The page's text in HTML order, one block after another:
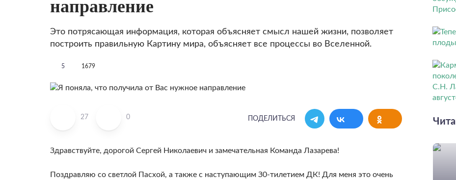
направление
Это потрясающая информация, которая объясняет смысл нашей жизни, позволяет
построить правильную Картину мира, объясняет все процессы во Вселенной.
5 1679
27 0 ПОДЕЛИТЬСЯ
Здравствуйте, дорогой Сергей Николаевич и замечательная Команда Лазарева!
Поздравляю со светлой Пасхой, а также с наступающим З0-тилетием ДК! Для меня это очень